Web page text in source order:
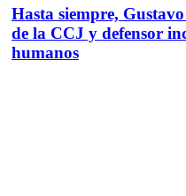
Hasta siempre,
de la CCJ y defensor
humanos